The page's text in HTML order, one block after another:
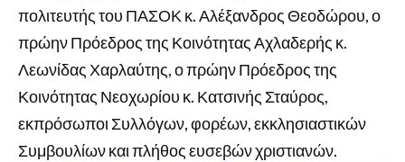
πολιτευτής του ΠΑΣΟΚ κ. Αλέξανδρος Θεοδώρου, ο
πρώην Πρόεδρος της Κοινότητας Αχλαδερής κ.
Λεωνίδας Χαρλαύτης, ο πρώην Πρόεδρος της
Κοινότητας Νεοχωρίου κ. Κατσινής Σταύρος,
εκπρόσωποι Συλλόγων, φορέων, εκκλησιαστικών
Συμβουλίων και πλήθος ευσεβών χριστιανών.